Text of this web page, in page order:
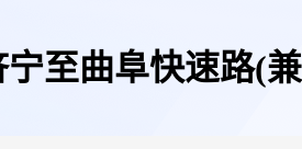
至曲阜快速路(